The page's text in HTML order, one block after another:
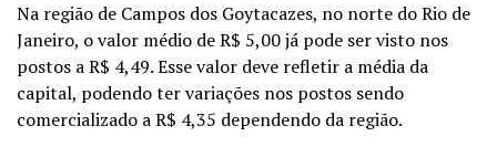
Na região de Campos dos Goytacazes, no norte do Rio de
Janeiro, o valor médio de R$ 5,00 já pode ser visto nos
postos a R$ 4,49. Esse valor deve refletir a média da
capital, podendo ter variações nos postos sendo
comercializado a R$ 4,35 dependendo da região.